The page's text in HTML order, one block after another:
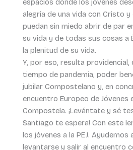
espacios donde los jóvenes
alegría de una vida con Cristo
puedan sin miedo abrir de par
su vida y de todas sus cosas a
la plenitud de su vida.
Y, por eso, resulta
tiempo de pandemia, poder
jubilar Compostelano y, en
encuentro Europeo de Jóvenes
Compostela. ¡Levántate y sé
Santiago te espera! Con este
los jóvenes a la PEJ.
levantarse y salir al encuentro